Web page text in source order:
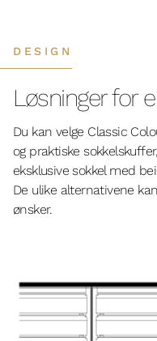
DESIGN
Løsninger for
Du kan velge Classic
og praktiske
eksklusive sokkel med
De ulike alternativene
ønsker.